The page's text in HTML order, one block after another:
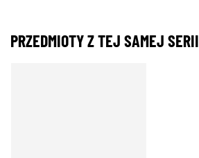
PRZEDMIOTY Z TEJ SAMEJ SERII